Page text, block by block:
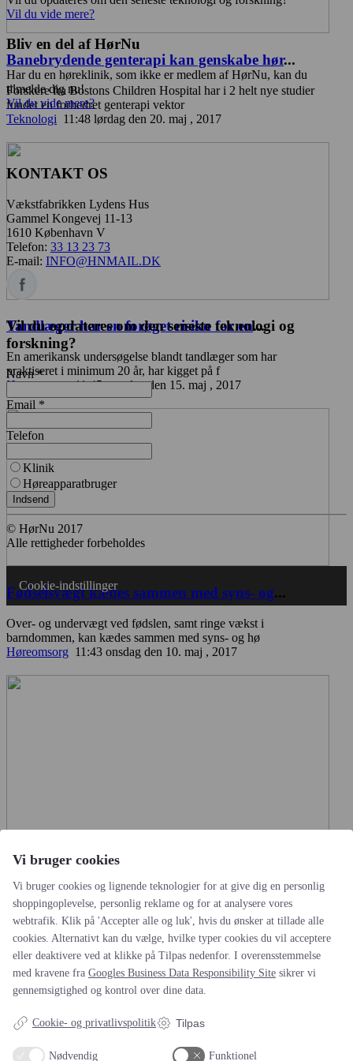
Banebrydende genterapi kan genskabe hør...
Forskere fra Bostons Children Hospital har i 2 helt nye studier
fundet en forbedret genterapi vektor
Teknologi 11:48 lørdag den 20. maj , 2017
Tandlæger har en forøget risiko for en...
En amerikansk undersøgelse blandt tandlæger som har
praktiseret i minimum 20 år, har kigget på f
Høreomsorg 11:45 mandag den 15. maj , 2017
Fødselsvægt kædes sammen med syns- og...
Over- og undervægt ved fødslen, samt ringe vækst i
barndommen, kan kædes sammen med syns- og hø
Høreomsorg 11:43 onsdag den 10. maj , 2017
Akupunktur mod hørenedsættelse
Kinesiske forskere har for nyligt foretaget en omfattende analyse
af de mest troværdige udgivelser
Høreomsorg 11:39 fredag den 5. maj , 2017
Vil du vide mere?
Bliv en del af HørNu
Har du en høreklinik, som ikke er medlem af HørNu, kan du
tilmelde dig nu!
Vil du vide mere?
KONTAKT OS
Vækstfabrikken Lydens Hus
Gammel Kongevej 11-13
1610 København V
Telefon: 33 13 23 73
E-mail: INFO@HNMAIL.DK
Vil du opdateres om den seneste teknologi og
forskning?
Navn *
Email *
Telefon
Klinik
Høreapparatbruger
Indsend
© HørNu 2017
Alle rettigheder forbeholdes
Cookie-indstillinger
Vi bruger cookies
Vi bruger cookies og lignende teknologier for at give dig en personlig
shoppingoplevelse, personlig reklame og for at analysere vores
webtrafik. Klik på 'Accepter alle og luk', hvis du ønsker at tillade alle
cookies. Alternativt kan du vælge, hvilke typer cookies du vil acceptere
eller deaktivere ved at klikke på Tilpas nedenfor. I overensstemmelse
med kravene fra Googles Business Data Responsibility Site sikrer vi
gennemsigtighed og kontrol over dine data.
Cookie- og privatlivspolitik Tilpas
Nødvendig
Funktionel